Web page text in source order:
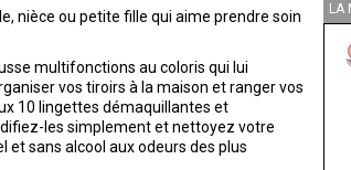
nièce ou petite fille qui aime prendre soin
multifonctions au coloris qui lui
vos tiroirs à la maison et ranger vos
10 lingettes démaquillantes et
les simplement et nettoyez votre
et sans alcool aux odeurs des plus
LA